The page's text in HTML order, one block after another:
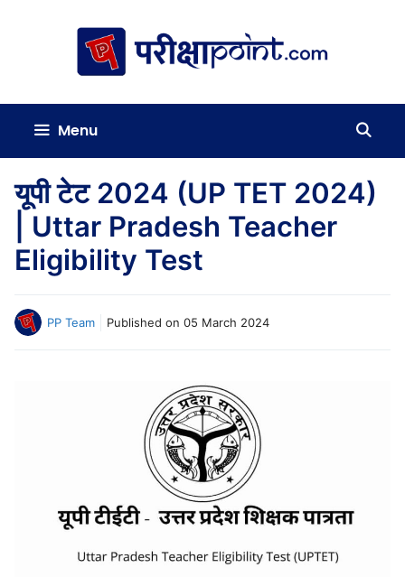
Menu
यूपी टेट 2024 (UP TET 2024)
| Uttar Pradesh Teacher
Eligibility Test
PP Team Published on 05 March 2024